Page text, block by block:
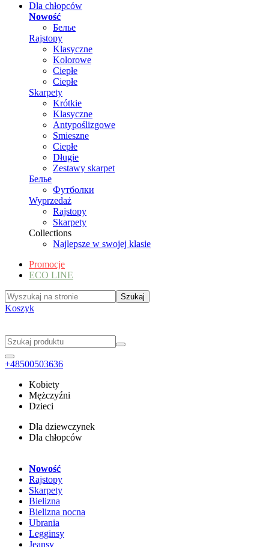
Dla chłopców
Nowość
Белье
Rajstopy
Klasyczne
Kolorowe
Ciepłe
Ciepłe
Skarpety
Krótkie
Klasyczne
Antypoślizgowe
Smieszne
Ciepłe
Długie
Zestawy skarpet
Белье
Футболки
Wyprzedaż
Rajstopy
Skarpety
Collections
Najlepsze w swojej klasie
Promocje
ECO LINE
Koszyk
+48500503636
Kobiety
Mężczyźni
Dzieci
Dla dziewczynek
Dla chłopców
Nowość
Rajstopy
Skarpety
Bielizna
Bielizna nocna
Ubrania
Legginsy
Jeansy